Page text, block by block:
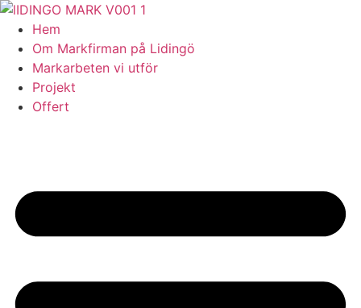
Skip
content
Hem
Om Markfirman på Lidingö
Markarbeten vi utför
Projekt
Offert